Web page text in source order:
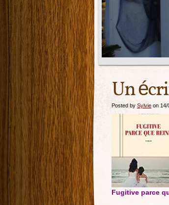
Un
Posted by Sylvie on 14/
Fugitive parce